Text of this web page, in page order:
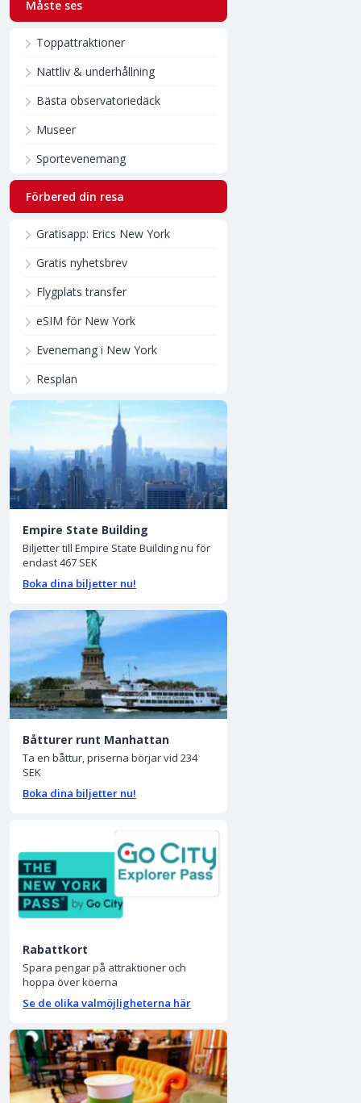
Måste ses
Toppattraktioner
Nattliv & underhållning
Bästa observatoriedäck
Museer
Sportevenemang
Förbered din resa
Gratisapp: Erics New York
Gratis nyhetsbrev
Flygplats transfer
eSIM för New York
Evenemang i New York
Resplan
Empire State Building
Biljetter till Empire State Building nu för
endast 467 SEK
Boka dina biljetter nu!
Båtturer runt Manhattan
Ta en båttur, priserna börjar vid 234
SEK
Boka dina biljetter nu!
Rabattkort
Spara pengar på attraktioner och
hoppa över köerna
Se de olika valmöjligheterna här